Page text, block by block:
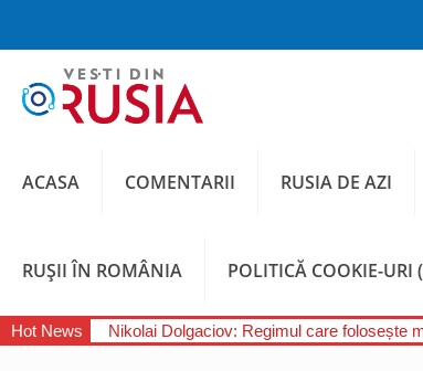
ACASA COMENTARII RUSIA DE AZI
RUȘII ÎN ROMÂNIA POLITICĂ COOKIE-URI
Hot News Nikolai Dolgaciov: Regimul care folosește